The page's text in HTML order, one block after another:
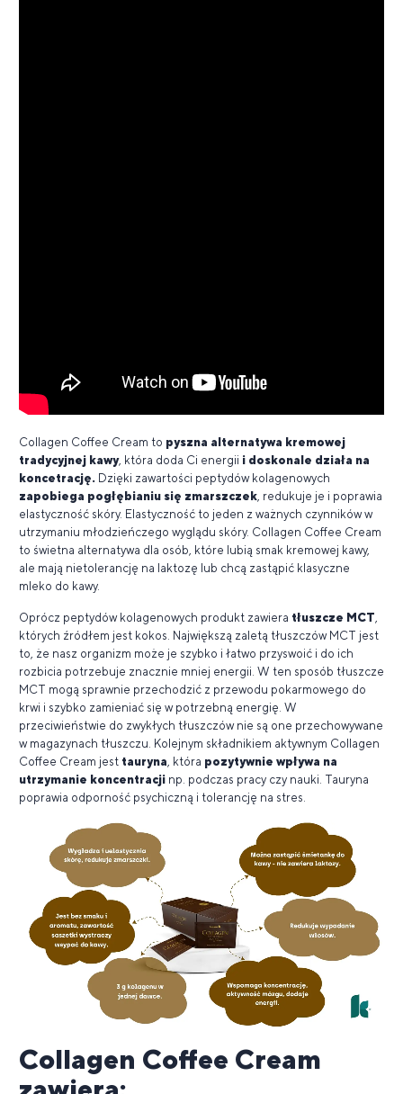
Collagen Coffee Cream to pyszna alternatywa kremowej
tradycyjnej kawy, która doda Ci energii i doskonale działa na
koncetrację. Dzięki zawartości peptydów kolagenowych
zapobiega pogłębianiu się zmarszczek, redukuje je i poprawia
elastyczność skóry. Elastyczność to jeden z ważnych czynników w
utrzymaniu młodzieńczego wyglądu skóry. Collagen Coffee Cream
to świetna alternatywa dla osób, które lubią smak kremowej kawy,
ale mają nietolerancję na laktozę lub chcą zastąpić klasyczne
mleko do kawy.
Oprócz peptydów kolagenowych produkt zawiera tłuszcze MCT,
których źródłem jest kokos. Największą zaletą tłuszczów MCT jest
to, że nasz organizm może je szybko i łatwo przyswoić i do ich
rozbicia potrzebuje znacznie mniej energii. W ten sposób tłuszcze
MCT mogą sprawnie przechodzić z przewodu pokarmowego do
krwi i szybko zamieniać się w potrzebną energię. W
przeciwieństwie do zwykłych tłuszczów nie są one przechowywane
w magazynach tłuszczu. Kolejnym składnikiem aktywnym Collagen
Coffee Cream jest tauryna, która pozytywnie wpływa na
utrzymanie koncentracji np. podczas pracy czy nauki. Tauryna
poprawia odporność psychiczną i tolerancję na stres.
Collagen Coffee Cream